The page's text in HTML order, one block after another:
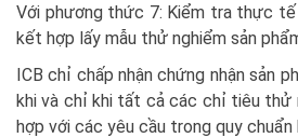
Với phương thức 7: Kiểm tra thực tế
kết hợp lấy mẫu thử nghiểm sản
ICB chỉ chấp nhận chứng nhận sản
khi và chỉ khi tất cả các chỉ tiêu thử
hợp với các yêu cầu trong quy chuẩn